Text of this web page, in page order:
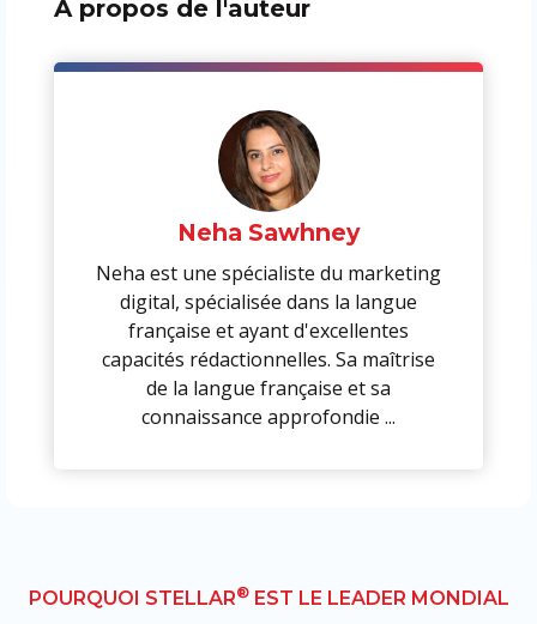
A propos de l'auteur
Neha Sawhney
Neha est une spécialiste du marketing
digital, spécialisée dans la langue
française et ayant d'excellentes
capacités rédactionnelles. Sa maîtrise
de la langue française et sa
connaissance approfondie ...
POURQUOI STELLAR®EST LE LEADER MONDIAL